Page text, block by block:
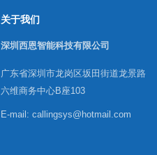
关于我们
深圳西恩智能科技有限公司
广东省深圳市龙岗区坂田街道龙景路
六维商务中心B座103
E-mail: callingsys@hotmail.com